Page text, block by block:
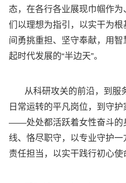
态，在各行各业展现巾帼作
们以理想为指引，以实干为根
间勇挑重担、坚守奉献，用
起时代发展的“半边天”。
从科研攻关的前沿，到服
日常运转的平凡岗位，到守
——处处都活跃着女性奋斗的
线、恪尽职守，以专业守护
责任担当，以实干践行初心使